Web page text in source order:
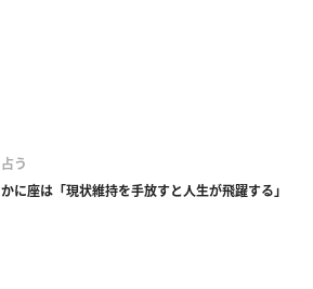
占う
かに座は「現状維持を手放すと人生が飛躍する」